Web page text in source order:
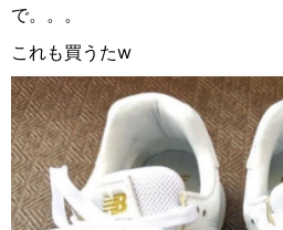
で。。。
これも買うたw